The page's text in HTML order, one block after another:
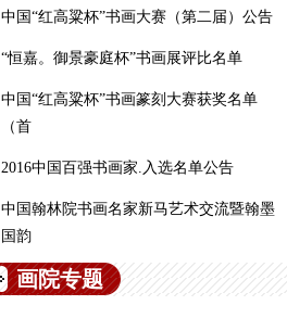
中国“红高粱杯”书画大赛（第二届）公告
“恒嘉。御景豪庭杯”书画展评比名单
中国“红高粱杯”书画篆刻大赛获奖名单
（首
2016中国百强书画家.入选名单公告
中国翰林院书画名家新马艺术交流暨翰墨
国韵
画院专题